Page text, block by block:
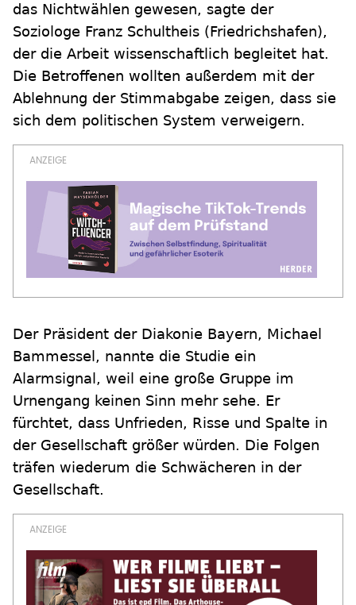
das Nichtwählen gewesen, sagte der
Soziologe Franz Schultheis (Friedrichshafen),
der die Arbeit wissenschaftlich begleitet hat.
Die Betroffenen wollten außerdem mit der
Ablehnung der Stimmabgabe zeigen, dass sie
sich dem politischen System verweigern.
Der Präsident der Diakonie Bayern, Michael
Bammessel, nannte die Studie ein
Alarmsignal, weil eine große Gruppe im
Urnengang keinen Sinn mehr sehe. Er
fürchtet, dass Unfrieden, Risse und Spalte in
der Gesellschaft größer würden. Die Folgen
träfen wiederum die Schwächeren in der
Gesellschaft.